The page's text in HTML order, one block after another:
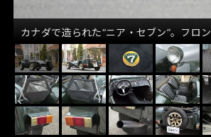
カナダで造られた“ニア・セブン”。フロ